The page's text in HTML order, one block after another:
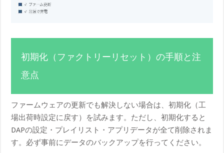
初期化（ファクトリーリセット）の手順と注
意点
ファームウェアの更新でも解決しない場合は、初期化（工
場出荷時設定に戻す）を試みます。ただし、初期化すると
DAPの設定・プレイリスト・アプリデータが全て削除されま
す。必ず事前にデータのバックアップを行ってください。